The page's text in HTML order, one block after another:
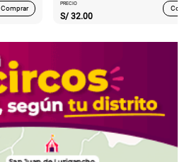
Comprar
PRECIO
S/ 32.00